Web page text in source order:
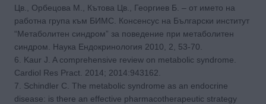
Цв., Орбецова М., Кътова Цв., Георгиев Б. – от името на
работна група към БИМС. Консенсус на Български институт
“Метаболитен синдром” за поведение при метаболитен
синдром. Наука Ендокринология 2010, 2, 53-70.
6. Kaur J. A comprehensive review on metabolic syndrome.
Cardiol Res Pract. 2014; 2014:943162.
7. Schindler C. The metabolic syndrome as an endocrine
disease: is there an effective pharmacotherapeutic strategy